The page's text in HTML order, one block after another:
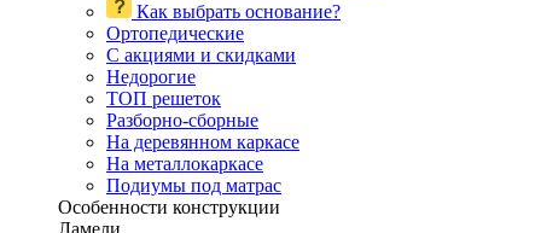
Как выбрать основание?
Ортопедические
С акциями и скидками
Недорогие
ТОП решеток
Разборно-сборные
На деревянном каркасе
На металлокаркасе
Подиумы под матрас
Особенности конструкции